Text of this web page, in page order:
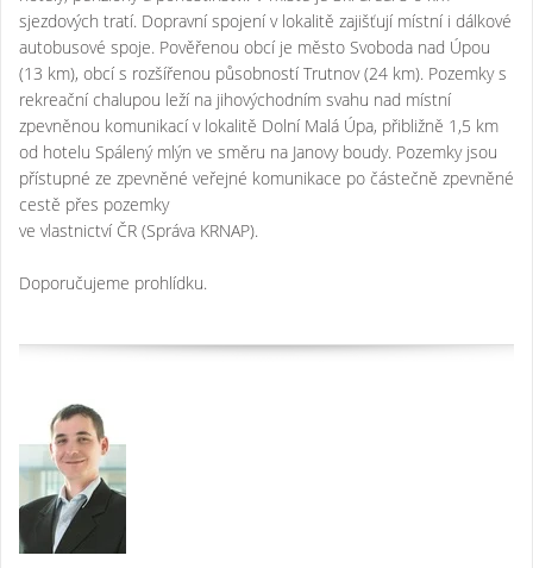
sjezdových tratí. Dopravní spojení v lokalitě zajišťují místní i dálkové
autobusové spoje. Pověřenou obcí je město Svoboda nad Úpou
(13 km), obcí s rozšířenou působností Trutnov (24 km). Pozemky s
rekreační chalupou leží na jihovýchodním svahu nad místní
zpevněnou komunikací v lokalitě Dolní Malá Úpa, přibližně 1,5 km
od hotelu Spálený mlýn ve směru na Janovy boudy. Pozemky jsou
přístupné ze zpevněné veřejné komunikace po částečně zpevněné
cestě přes pozemky
ve vlastnictví ČR (Správa KRNAP).
Doporučujeme prohlídku.